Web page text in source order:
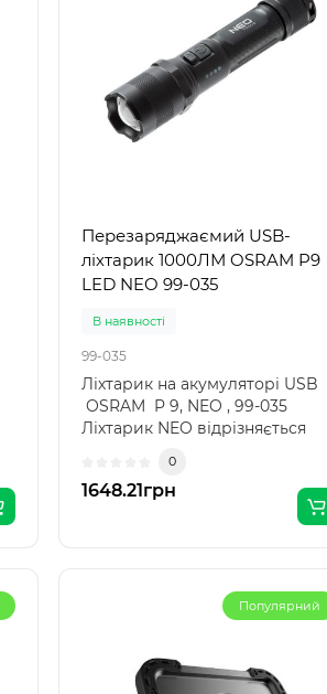
Перезаряджаємий USB-
ліхтарик 1000ЛМ OSRAM P9
LED NEO 99-035
В наявності
99-035
Ліхтарик на акумуляторі USB
OSRAM P 9, NEO , 99-035
Ліхтарик NEO відрізняється
0
1648.21грн
Популярний